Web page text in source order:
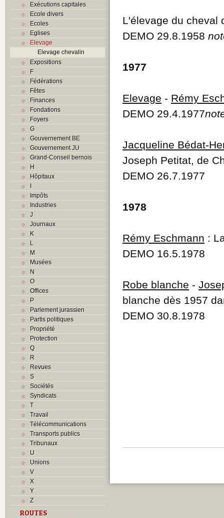
Exécutions capitales
Ecole divers
Ecoles
Eglises
Elevage
Elevage chevalin
Expositions
F
Fédérations
Fêtes
Finances
Fondations
Foyers
G
Gouvernement BE
Gouvernement JU
Grand-Conseil bernois
H
Hôpitaux
I
Impôts
Industries
J
Journaux
K
L
M
Musées
N
O
Offices
P
Parlement jurassien
Partis politiques
Propriété
Protection
Q
R
Revues
S
Sociétés
Syndicats
T
Travail
Télécommunications
Transports publics
Tribunaux
U
Unions
V
X
Y
Z
ROUTES
L'élevage du cheval
DEMO 29.8.1958
1977
Elevage - Rémy
DEMO 29.4.1977
Jacqueline Bédat-
Joseph Petitat, de
DEMO 26.7.1977
1978
Rémy Eschmann :
DEMO 16.5.1978
Robe blanche -
blanche dès 1957
DEMO 30.8.1978